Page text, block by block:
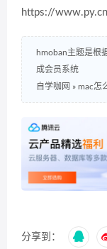
https://
hmoban主题是根
成会员系统
自学咖网 » mac怎
分享到：